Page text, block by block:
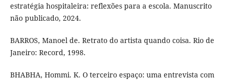
estratégia hospitaleira: reflexões para a escola. Manuscrito
não publicado, 2024.
BARROS, Manoel de. Retrato do artista quando coisa. Rio de
Janeiro: Record, 1998.
BHABHA, Hommi. K. O terceiro espaço: uma entrevista com